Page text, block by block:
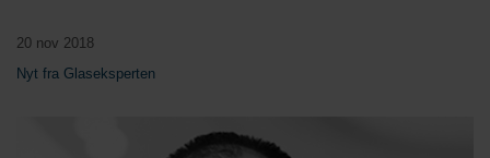
20 nov 2018
Nyt fra Glaseksperten